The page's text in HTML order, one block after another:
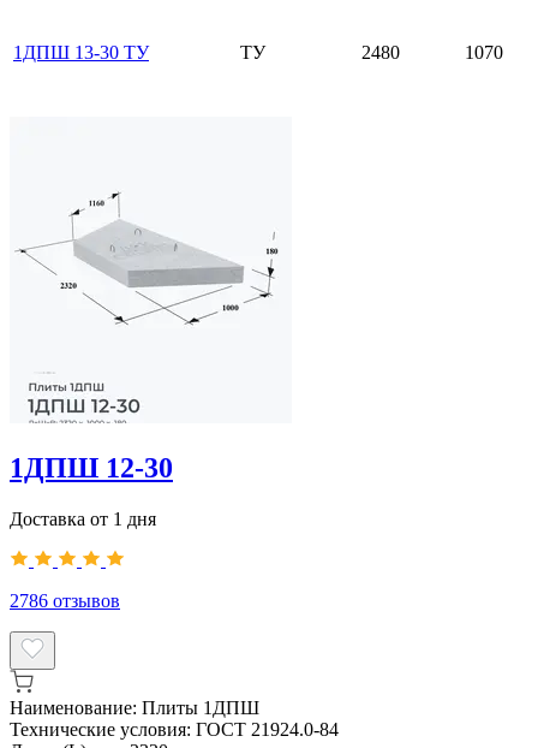
1ДПШ 13-30 ТУ ТУ 2480 1070
1ДПШ 12-30
Доставка от 1 дня
2786 отзывов
Наименование: Плиты 1ДПШ
Технические условия: ГОСТ 21924.0-84